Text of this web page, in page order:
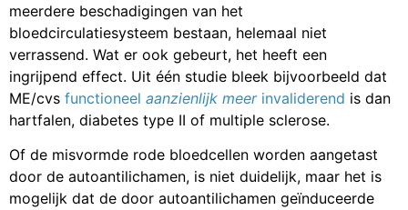
meerdere beschadigingen van het
bloedcirculatiesysteem bestaan, helemaal niet
verrassend. Wat er ook gebeurt, het heeft een
ingrijpend effect. Uit één studie bleek bijvoorbeeld dat
ME/cvs functioneel aanzienlijk meerinvaliderend is dan
hartfalen, diabetes type II of multiple sclerose.
Of de misvormde rode bloedcellen worden aangetast
door de autoantilichamen, is niet duidelijk, maar het is
mogelijk dat de door autoantilichamen geïnduceerde